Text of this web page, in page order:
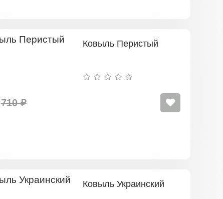
Ковыль Перистый
710 ₽
Ковыль Украинский